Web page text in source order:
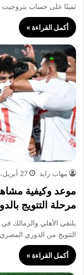
ثمينًا على حساب بتروجيت بنتيجة (1-0)، ضمن
أكمل القراءة »
مهاب زايد 27 أبريل، 2026
موعد وكيفية
مرحلة التتويج
يلتقي الأهلي والزمالك
التتويج من الدوري المصري الممتاز 2026-25، وفي
أكمل القراءة »